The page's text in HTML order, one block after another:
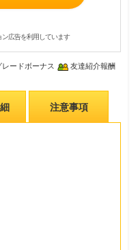
広告を利用しています
レードボーナス 友達紹介報酬
注意事項